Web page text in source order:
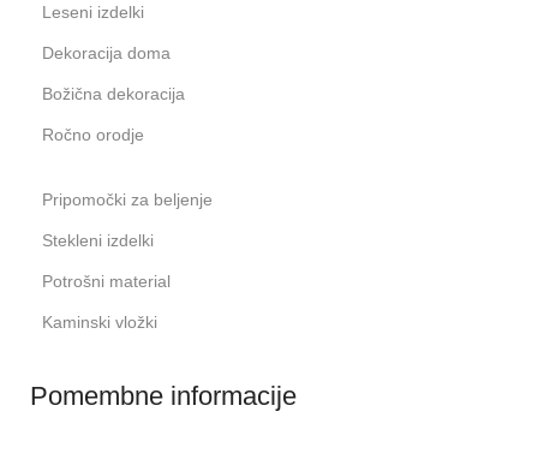
Leseni izdelki
Dekoracija doma
Božična dekoracija
Ročno orodje
Pripomočki za beljenje
Stekleni izdelki
Potrošni material
Kaminski vložki
Pomembne informacije